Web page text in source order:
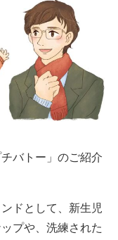
バトー」のご紹介
ドとして、新生児
プや、洗練された